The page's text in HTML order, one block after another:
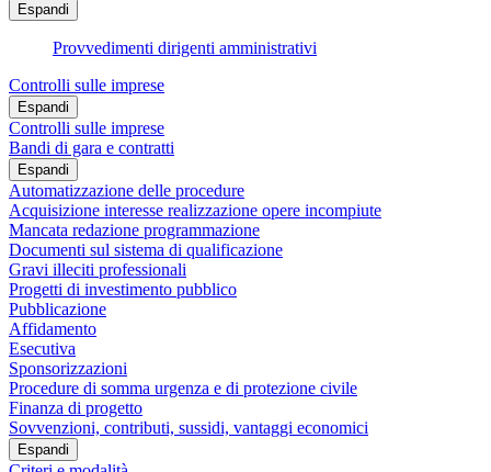
Espandi
Provvedimenti dirigenti amministrativi
Controlli sulle imprese
Espandi
Controlli sulle imprese
Bandi di gara e contratti
Espandi
Automatizzazione delle procedure
Acquisizione interesse realizzazione opere incompiute
Mancata redazione programmazione
Documenti sul sistema di qualificazione
Gravi illeciti professionali
Progetti di investimento pubblico
Pubblicazione
Affidamento
Esecutiva
Sponsorizzazioni
Procedure di somma urgenza e di protezione civile
Finanza di progetto
Sovvenzioni, contributi, sussidi, vantaggi economici
Espandi